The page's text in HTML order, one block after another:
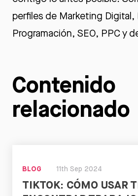
perfiles de Marketing
Programación, SEO, PPC y
Contenido
relacionado
BLOG 11th Sep 2024
TIKTOK: CÓMO USAR